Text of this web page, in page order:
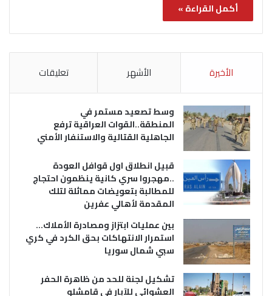
أكمل القراءة »
الأخيرة الأشهر تعليقات
وسط تصعيد مستمر في
المنطقة..القوات العراقية ترفع
الجاهلية القتالية والاستنفار الأمني
قبيل انطلاق اول قوافل العودة
..مهجروا سري كانية ينظمون احتجاج
للمطالبة بتعويضات مماثلة لتلك
المقدمة لأهالي عفرين
بين عمليات ابتزاز ومصادرة الأملاك…
استمرار الانتهاكات بحق الكرد في كري
سبي شمال سوريا
تشكيل لجنة للحد من ظاهرة الحفر
العشوائي للآبار في قامشلو